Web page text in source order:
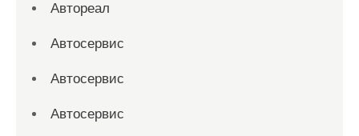
Автореал
Автосервис
Автосервис
Автосервис